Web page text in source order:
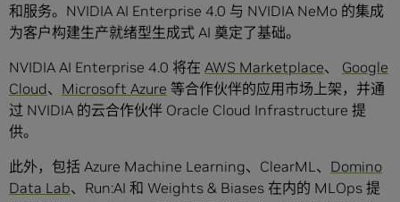
和服务。NVIDIA AI Enterprise 4.0 与 NVIDIA NeMo 的集成
为客户构建生产就绪型生成式 AI 奠定了基础。
NVIDIA AI Enterprise 4.0 将在 AWS Marketplace、 Google
Cloud、 Microsoft Azure 等合作伙伴的应用市场上架，并通
过 NVIDIA 的云合作伙伴 Oracle Cloud Infrastructure 提
供。
此外，包括 Azure Machine Learning、ClearML、 Domino
Data Lab、Run:AI 和 Weights & Biases 在内的 MLOps 提